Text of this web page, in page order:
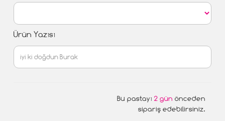
Ürün Yazısı
Bu pastayı 2 gün önceden
sipariş edebilirsiniz.